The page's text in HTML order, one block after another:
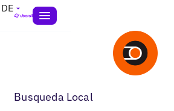
DE
Busqueda Local